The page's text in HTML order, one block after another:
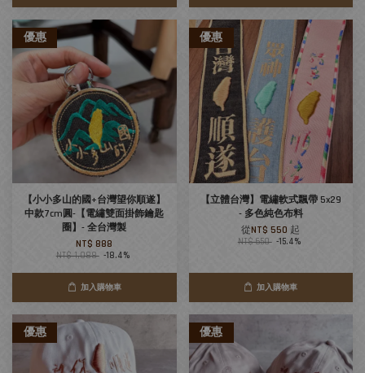
優惠
【小小多山的國+台灣望你順遂】
中款7cm圓-【電繡雙面掛飾鑰匙
圈】- 全台灣製
NT$ 888
NT$ 1,088 -18.4%
加入購物車
優惠
【立體台灣】電繡軟式飄帶 5x29
- 多色純色布料
從NT$ 550 起
NT$ 650 -15.4%
加入購物車
優惠 優惠